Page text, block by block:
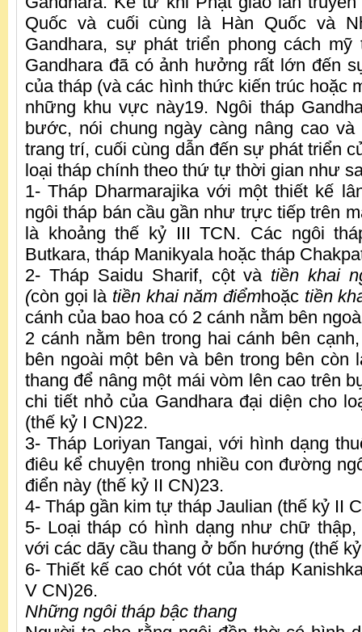
Quốc và cuối cùng là Hàn Quốc và
Gandhara, sự phát triển phong cách mỹ
Gandhara đã có ảnh hưởng rất lớn đến
của tháp (và các hình thức kiến ​​trúc hoặc
những khu vực này19. Ngôi tháp
bước, nói chung ngày càng nâng cao
trang trí, cuối cùng dẫn đến sự phát triển
loại tháp chính theo thứ tự thời gian như
1- Tháp Dharmarajika với một thiết kế
ngôi tháp bán cầu gần như trực tiếp trên
là khoảng thế kỷ III TCN. Các ngôi
Butkara, tháp Manikyala hoặc tháp
2- Tháp Saidu Sharif, cột và tiền khai
(còn gọi là tiền khai năm điểmhoặc tiền
cánh của bao hoa có 2 cánh nằm bên
2 cánh nằm bên trong hai cánh bên
bên ngoài một bên và bên trong bên còn
thang để nâng một mái vòm lên cao trên
chi tiết nhỏ của Gandhara đại diện cho
(thế kỷ I CN)22.
3- Tháp Loriyan Tangai, với hình dạng
điêu kể chuyện trong nhiều con đường
điển này (thế kỷ II CN)23.
4- Tháp gần kim tự tháp Jaulian (thế kỷ II
5- Loại tháp có hình dạng như chữ
với các dãy cầu thang ở bốn hướng (thế
6- Thiết kế cao chót vót của tháp
V CN)26.
Những ngôi tháp bậc thang